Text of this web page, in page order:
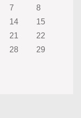
7
8
14
15
21
22
28
29